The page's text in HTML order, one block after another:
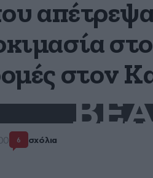
στον
6 σχόλια